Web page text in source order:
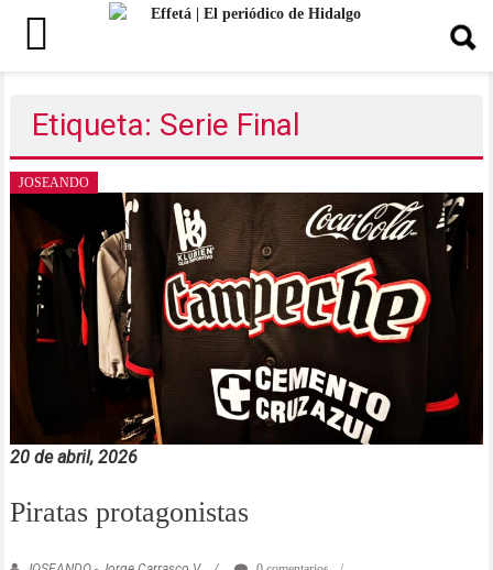
contenidoEtiqueta: Serie Final
JOSEANDO
20 de abril, 2026
Piratas protagonistas